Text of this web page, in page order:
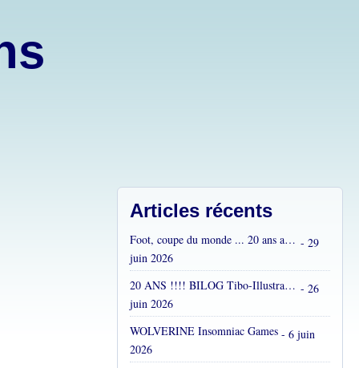
Articles récents
Foot, coupe du monde ... 20 ans après... - 29
juin 2026
20 ANS !!!! BILOG Tibo-Illustrations !! C'est fou ! - 26
juin 2026
WOLVERINE Insomniac Games - 6 juin
2026